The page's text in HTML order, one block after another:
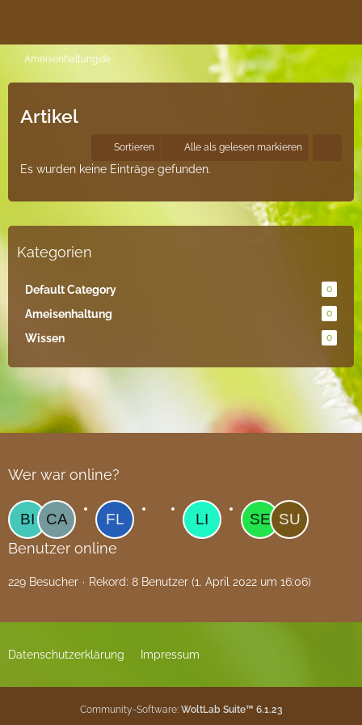
Ameisenhaltung.de
Artikel
Sortieren Alle als gelesen markieren
Es wurden keine Einträge gefunden.
Kategorien
Default Category 0
Ameisenhaltung 0
Wissen 0
Wer war online?
Benutzer online
229 Besucher Rekord: 8 Benutzer (1. April 2022 um 16:06)
Datenschutzerklärung Impressum
Community-Software: WoltLab Suite™ 6.1.23